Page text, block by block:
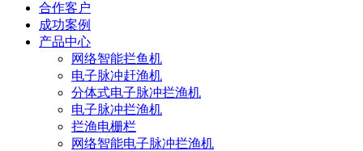
合作客户
成功案例
产品中心
网络智能拦鱼机
电子脉冲赶渔机
分体式电子脉冲拦渔机
电子脉冲拦渔机
拦渔电栅栏
网络智能电子脉冲拦渔机